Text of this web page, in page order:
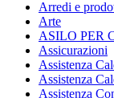
Arredi e
Arte
ASILO PER
Assicurazioni
Assistenza
Assistenza
Assistenza